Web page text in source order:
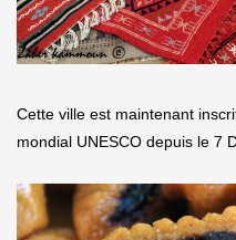
Cette ville est maintenant
mondial UNESCO depuis le 7